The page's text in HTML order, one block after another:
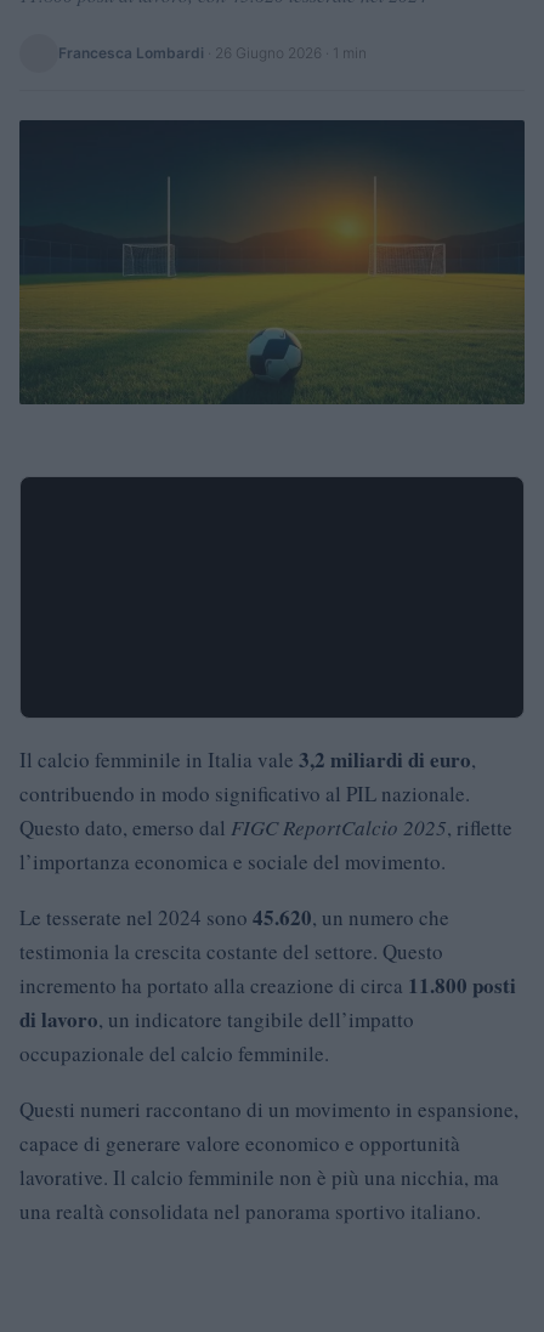
Francesca Lombardi 26 Giugno 2026 · 1 min
Il calcio femminile in Italia vale 3,2 miliardi di euro,
contribuendo in modo significativo al PIL nazionale.
Questo dato, emerso dal FIGC ReportCalcio 2025, riflette
l’importanza economica e sociale del movimento.
Le tesserate nel 2024 sono 45.620, un numero che
testimonia la crescita costante del settore. Questo
incremento ha portato alla creazione di circa 11.800 posti
di lavoro, un indicatore tangibile dell’impatto
occupazionale del calcio femminile.
Questi numeri raccontano di un movimento in espansione,
capace di generare valore economico e opportunità
lavorative. Il calcio femminile non è più una nicchia, ma
una realtà consolidata nel panorama sportivo italiano.